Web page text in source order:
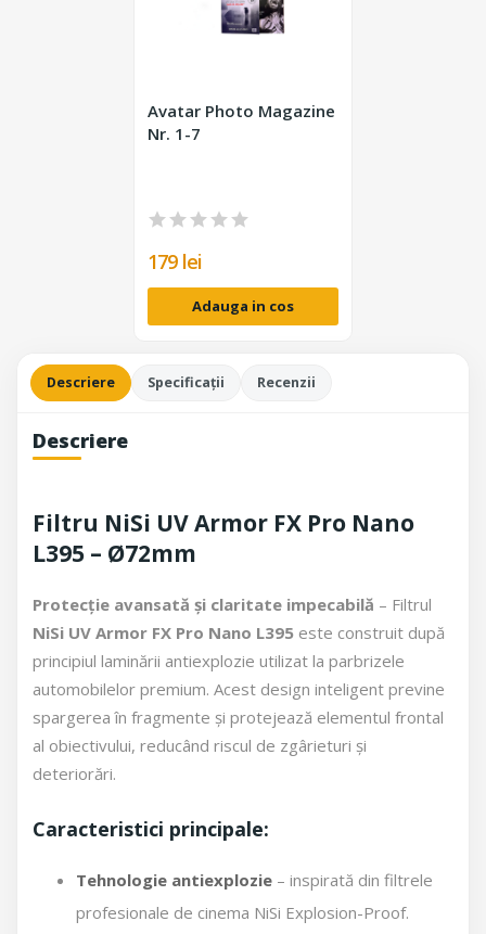
Avatar Photo Magazine
Nr. 1-7
179 lei
Adauga in cos
Descriere Specificații Recenzii
Descriere
Filtru NiSi UV Armor FX Pro Nano
L395 – Ø72mm
Protecție avansată și claritate impecabilă – Filtrul
NiSi UV Armor FX Pro Nano L395 este construit după
principiul laminării antiexplozie utilizat la parbrizele
automobilelor premium. Acest design inteligent previne
spargerea în fragmente și protejează elementul frontal
al obiectivului, reducând riscul de zgârieturi și
deteriorări.
Caracteristici principale:
Tehnologie antiexplozie – inspirată din filtrele
profesionale de cinema NiSi Explosion-Proof.